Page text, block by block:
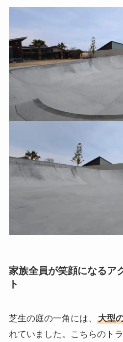
家族全員が笑顔になるア
ト
芝生の庭の一角には、 大型
れていました。こちらのト